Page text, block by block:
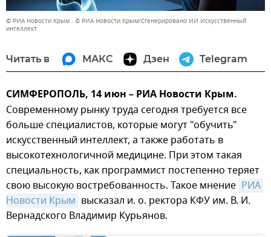
© РИА Новости Крым . © РИА Новости Крым/Сгенерировано ИИ Искусственный
интеллект
Читать в МАКС Дзен Telegram
СИМФЕРОПОЛЬ, 14 июн – РИА Новости Крым.
Современному рынку труда сегодня требуется все
больше специалистов, которые могут "обучить"
искусственный интеллект, а также работать в
высокотехнологичной медицине. При этом такая
специальность, как программист постепенно теряет
свою высокую востребованность. Такое мнение РИА
Новости Крым высказал и. о. ректора КФУ им. В. И.
Вернадского Владимир Курьянов.